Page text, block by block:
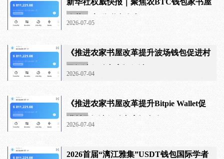
新华社权威快报｜聚焦农BTC钱包家书屋
2026-07-05
《推进农家书屋改革提升波场钱包促进村
2026-07-04
《推进农家书屋改革提升Bitpie Wallet促
2026-07-04
2026首届“漓江雅集”USDT钱包国际学者